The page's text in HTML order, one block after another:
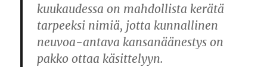
kuukaudessa on mahdollista kerätä
tarpeeksi nimiä, jotta kunnallinen
neuvoa-antava kansanäänestys on
pakko ottaa käsittelyyn.